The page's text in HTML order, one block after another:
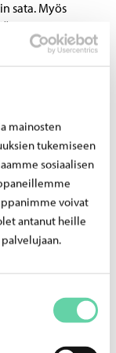
mainosten
tukemiseen
sosiaalisen
voivat
antanut heille
sata. Myös
ja
Junior -